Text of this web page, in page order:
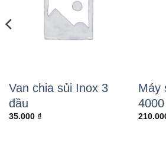
Van chia sủi Inox 3
đầu
35.000 ₫
Máy
4000